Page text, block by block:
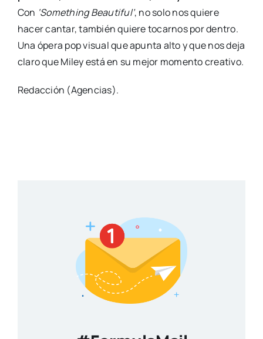
Con ‘Something Beautiful’, no solo nos quiere
hacer cantar, también quiere tocarnos por dentro.
Una ópera pop visual que apunta alto y que nos deja
claro que Miley está en su mejor momento creativo.
Redacción (Agencias).